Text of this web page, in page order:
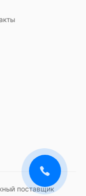
поставщик